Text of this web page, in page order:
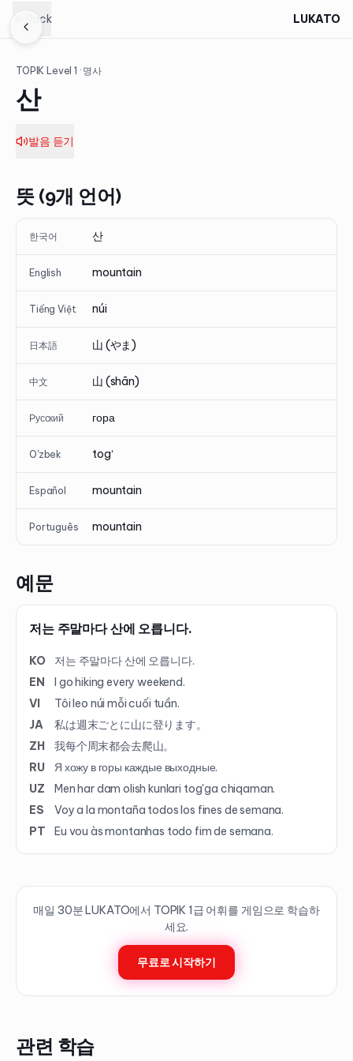
Back LUKATO
TOPIK Level1 · 명사
산
발음 듣기
뜻 (9개 언어)
한국어 산
English mountain
Tiếng Việt núi
日本語 山 (やま)
中文 山 (shān)
Русский гора
O'zbek togʻ
Español mountain
Português mountain
예문
저는 주말마다 산에 오릅니다.
KO
저는 주말마다 산에 오릅니다.
EN
I go hiking every weekend.
VI
Tôi leo núi mỗi cuối tuần.
JA
私は週末ごとに山に登ります。
ZH
我每个周末都会去爬山。
RU
Я хожу в горы каждые выходные.
UZ
Men har dam olish kunlari tog'ga chiqaman.
ES
Voy a la montaña todos los fines de semana.
PT
Eu vou às montanhas todo fim de semana.
매일 30분 LUKATO에서 TOPIK 1급 어휘를 게임으로 학습하
세요.
무료로 시작하기
관련 학습